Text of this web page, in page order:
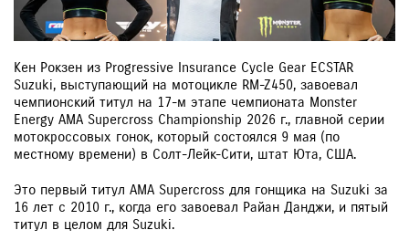
Кен Рокзен из Progressive Insurance Cycle Gear ECSTAR
Suzuki, выступающий на мотоцикле RM-Z450, завоевал
чемпионский титул на 17-м этапе чемпионата Monster
Energy AMA Supercross Championship 2026 г., главной серии
мотокроссовых гонок, который состоялся 9 мая (по
местному времени) в Солт-Лейк-Сити, штат Юта, США.
Это первый титул AMA Supercross для гонщика на Suzuki за
16 лет с 2010 г., когда его завоевал Райан Данджи, и пятый
титул в целом для Suzuki.